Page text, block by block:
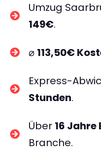
Umzug
149€.
⌀ 113,50€
Express-
Stunden.
Über 16
Branche.